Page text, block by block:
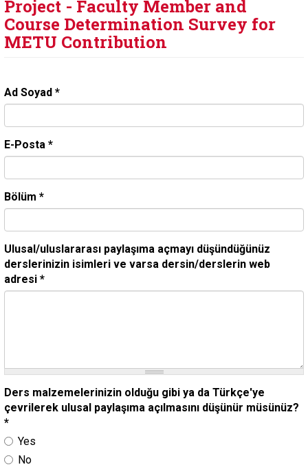
Project - Faculty Member and
Course Determination Survey for
METU Contribution
Ad Soyad *
E-Posta *
Bölüm *
Ulusal/uluslararası paylaşıma açmayı düşündüğünüz
derslerinizin isimleri ve varsa dersin/derslerin web
adresi *
Ders malzemelerinizin olduğu gibi ya da Türkçe'ye
çevrilerek ulusal paylaşıma açılmasını düşünür müsünüz?
*
Yes
No